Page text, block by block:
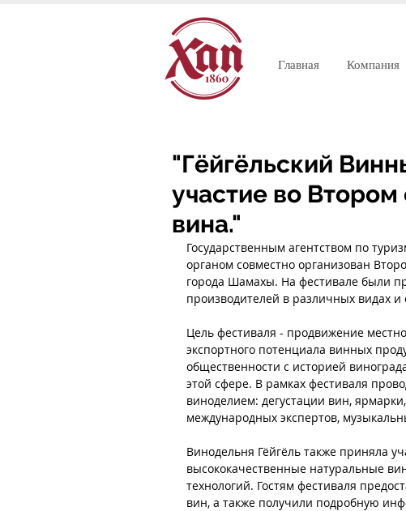
Главная Компания
"Гёйгёльский
участие во
вина."
Государственным агентством по
органом совместно организован
города Шамахы. На фестивале были
производителей в различных видах и
Цель фестиваля - продвижение
экспортного потенциала винных
общественности с историей
этой сфере. В рамках фестиваля
виноделием: дегустации вин,
международных экспертов,
Винодельня Гёйгёль также приняла
высококачественные натуральные
технологий. Гостям фестиваля
вин, а также получили подробную